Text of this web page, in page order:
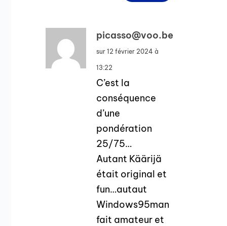
picasso@voo.be
sur 12 février 2024 à
13:22
C’est la
conséquence
d’une
pondération
25/75…
Autant Käärijä
était original et
fun…autaut
Windows95man
fait amateur et